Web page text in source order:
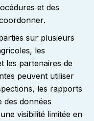
et des
.
sur plusieurs
les
les partenaires de
peuvent utiliser
les rapports
des données
visibilité limitée en